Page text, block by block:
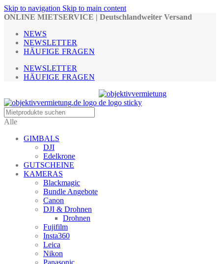
Skip to navigation Skip to main content
ONLINE MIETSERVICE | Deutschlandweiter Versand
NEWS
NEWSLETTER
HÄUFIGE FRAGEN
NEWSLETTER
HÄUFIGE FRAGEN
Alle
GIMBALS
DJI
Edelkrone
GUTSCHEINE
KAMERAS
Blackmagic
Bundle Angebote
Canon
DJI & Drohnen
Drohnen
Fujifilm
Insta360
Leica
Nikon
Panasonic